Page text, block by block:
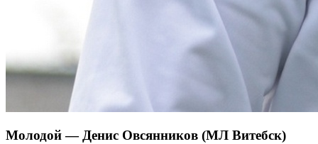
Молодой — Денис Овсянников (МЛ Витебск)